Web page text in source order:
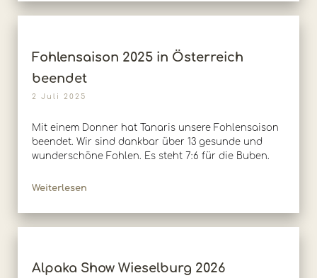
Fohlensaison 2025 in Österreich
beendet
2 Juli 2025
Mit einem Donner hat Tanaris unsere Fohlensaison
beendet. Wir sind dankbar über 13 gesunde und
wunderschöne Fohlen. Es steht 7:6 für die Buben.
Weiterlesen
Alpaka Show Wieselburg 2026